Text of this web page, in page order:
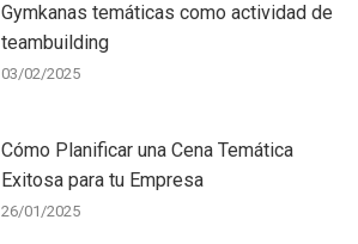
Gymkanas temáticas como actividad de
teambuilding
03/02/2025
Cómo Planificar una Cena Temática
Exitosa para tu Empresa
26/01/2025